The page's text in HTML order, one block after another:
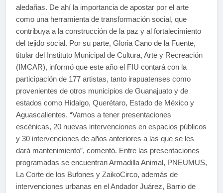
aledañas. De ahí la importancia de apostar por el arte
como una herramienta de transformación social, que
contribuya a la construcción de la paz y al fortalecimiento
del tejido social. Por su parte, Gloria Cano de la Fuente,
titular del Instituto Municipal de Cultura, Arte y Recreación
(IMCAR), informó que este año el FIU contará con la
participación de 177 artistas, tanto irapuatenses como
provenientes de otros municipios de Guanajuato y de
estados como Hidalgo, Querétaro, Estado de México y
Aguascalientes. “Vamos a tener presentaciones
escénicas, 20 nuevas intervenciones en espacios públicos
y 30 intervenciones de años anteriores a las que se les
dará mantenimiento”, comentó. Entre las presentaciones
programadas se encuentran Armadilla Animal, PNEUMUS,
La Corte de los Bufones y ZaikoCirco, además de
intervenciones urbanas en el Andador Juárez, Barrio de